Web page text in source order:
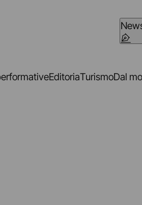
EditoriaTurismoDal